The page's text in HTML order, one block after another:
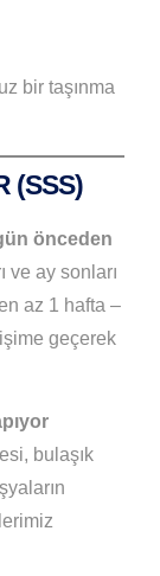
bir taşınma
(SSS)
önceden
ve ay sonları
az 1 hafta –
geçerek
bulaşık